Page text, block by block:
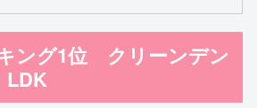
ング1位 クリーンデン
LDK